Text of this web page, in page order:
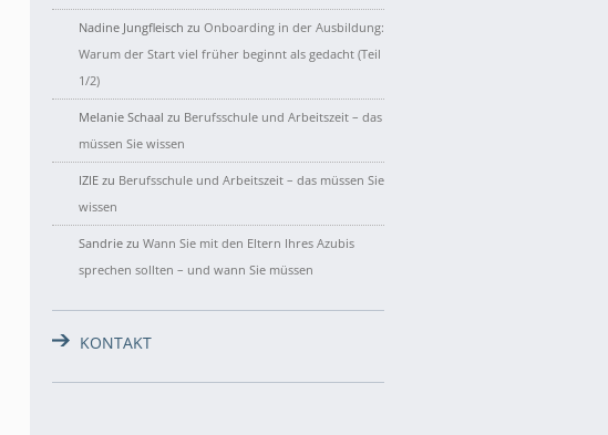
Nadine Jungfleisch zu Onboarding in der Ausbildung:
Warum der Start viel früher beginnt als gedacht (Teil
1/2)
Melanie Schaal zu Berufsschule und Arbeitszeit – das
müssen Sie wissen
IZIE zu Berufsschule und Arbeitszeit – das müssen Sie
wissen
Sandrie zu Wann Sie mit den Eltern Ihres Azubis
sprechen sollten – und wann Sie müssen
KONTAKT